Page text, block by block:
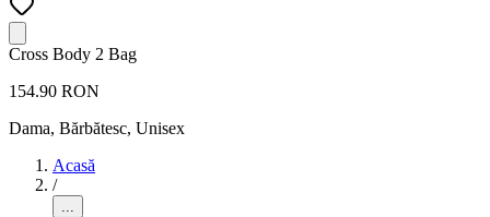
Cross Body 2 Bag
154.90 RON
Dama, Bărbătesc, Unisex
Acasă
/
...